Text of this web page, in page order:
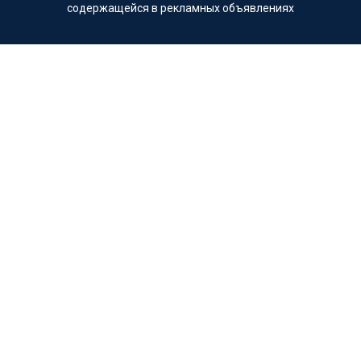
содержащейся в рекламных объявлениях